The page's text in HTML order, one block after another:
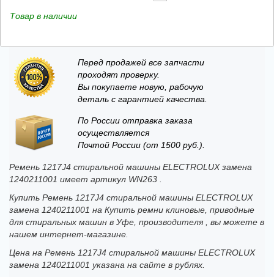
Товар в наличии
Перед продажей все запчасти
проходят проверку.
Вы покупаете новую, рабочую
деталь с гарантией качества.
По России отправка заказа
осуществляется
Почтой России (от 1500 руб.).
Ремень 1217J4 стиральной машины ELECTROLUX замена
1240211001 имеет артикул WN263 .
Купить Ремень 1217J4 стиральной машины ELECTROLUX
замена 1240211001 на Купить ремни клиновые, приводные
для стиральных машин в Уфе, производителя , вы можете в
нашем интернет-магазине.
Цена на Ремень 1217J4 стиральной машины ELECTROLUX
замена 1240211001 указана на сайте в рублях.